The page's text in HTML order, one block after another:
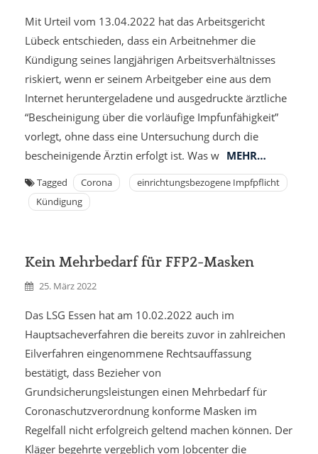
Mit Urteil vom 13.04.2022 hat das Arbeitsgericht
Lübeck entschieden, dass ein Arbeitnehmer die
Kündigung seines langjährigen Arbeitsverhältnisses
riskiert, wenn er seinem Arbeitgeber eine aus dem
Internet heruntergeladene und ausgedruckte ärztliche
“Bescheinigung über die vorläufige Impfunfähigkeit”
vorlegt, ohne dass eine Untersuchung durch die
bescheinigende Ärztin erfolgt ist. Was w MEHR…
Tagged Corona
einrichtungsbezogene Impfpflicht
Kündigung
Kein Mehrbedarf für FFP2-Masken
25. März 2022
Das LSG Essen hat am 10.02.2022 auch im
Hauptsacheverfahren die bereits zuvor in zahlreichen
Eilverfahren eingenommene Rechtsauffassung
bestätigt, dass Bezieher von
Grundsicherungsleistungen einen Mehrbedarf für
Coronaschutzverordnung konforme Masken im
Regelfall nicht erfolgreich geltend machen können. Der
Kläger begehrte vergeblich vom Jobcenter die